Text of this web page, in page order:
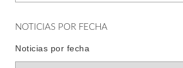
NOTICIAS POR FECHA
Noticias por fecha